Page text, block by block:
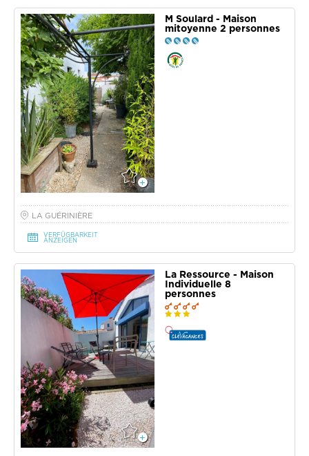
M Soulard - Maison
mitoyenne 2 personnes
LA GUÉRINIÈRE
VERFÜGBARKEIT
ANZEIGEN
La Ressource - Maison
Individuelle 8
personnes